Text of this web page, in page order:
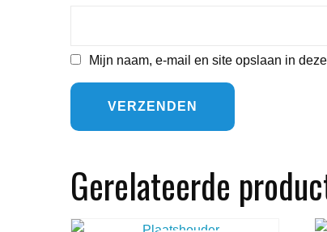
Mijn naam, e-mail en site opslaan in
Gerelateerde